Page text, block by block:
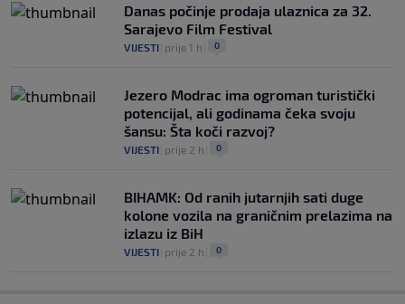
Danas počinje prodaja ulaznica za 32.
Sarajevo Film Festival
VIJESTI prije 1 h 0
Jezero Modrac ima ogroman turistički
potencijal, ali godinama čeka svoju
šansu: Šta koči razvoj?
VIJESTI prije 2 h 0
BIHAMK: Od ranih jutarnjih sati duge
kolone vozila na graničnim prelazima na
izlazu iz BiH
VIJESTI prije 2 h 0